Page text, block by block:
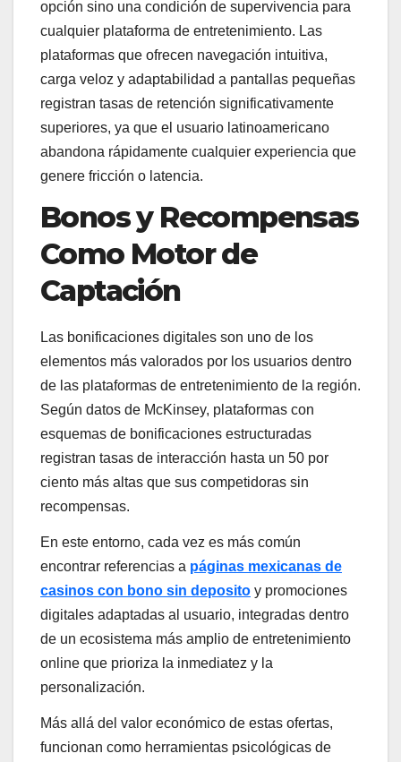
opción sino una condición de supervivencia para
cualquier plataforma de entretenimiento. Las
plataformas que ofrecen navegación intuitiva,
carga veloz y adaptabilidad a pantallas pequeñas
registran tasas de retención significativamente
superiores, ya que el usuario latinoamericano
abandona rápidamente cualquier experiencia que
genere fricción o latencia.
Bonos y Recompensas
Como Motor de
Captación
Las bonificaciones digitales son uno de los
elementos más valorados por los usuarios dentro
de las plataformas de entretenimiento de la región.
Según datos de McKinsey, plataformas con
esquemas de bonificaciones estructuradas
registran tasas de interacción hasta un 50 por
ciento más altas que sus competidoras sin
recompensas.
En este entorno, cada vez es más común
encontrar referencias a páginas mexicanas de
casinos con bono sin deposito y promociones
digitales adaptadas al usuario, integradas dentro
de un ecosistema más amplio de entretenimiento
online que prioriza la inmediatez y la
personalización.
Más allá del valor económico de estas ofertas,
funcionan como herramientas psicológicas de